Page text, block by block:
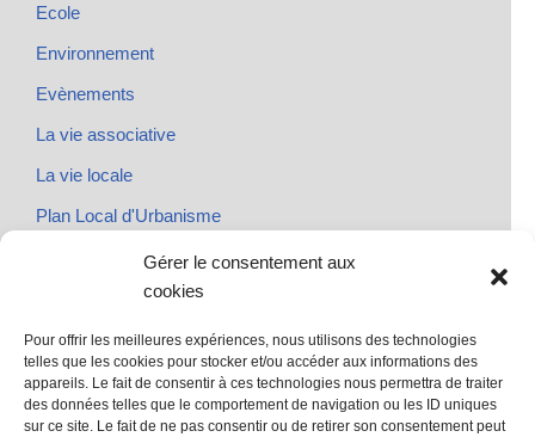
Gérer le consentement aux
cookies
Pour offrir les meilleures expériences, nous utilisons des technologies
telles que les cookies pour stocker et/ou accéder aux informations des
appareils. Le fait de consentir à ces technologies nous permettra de traiter
des données telles que le comportement de navigation ou les ID uniques
sur ce site. Le fait de ne pas consentir ou de retirer son consentement peut
Ecole
Environnement
Evènements
La vie associative
La vie locale
Plan Local d'Urbanisme
@ Sainte Marie des Champs